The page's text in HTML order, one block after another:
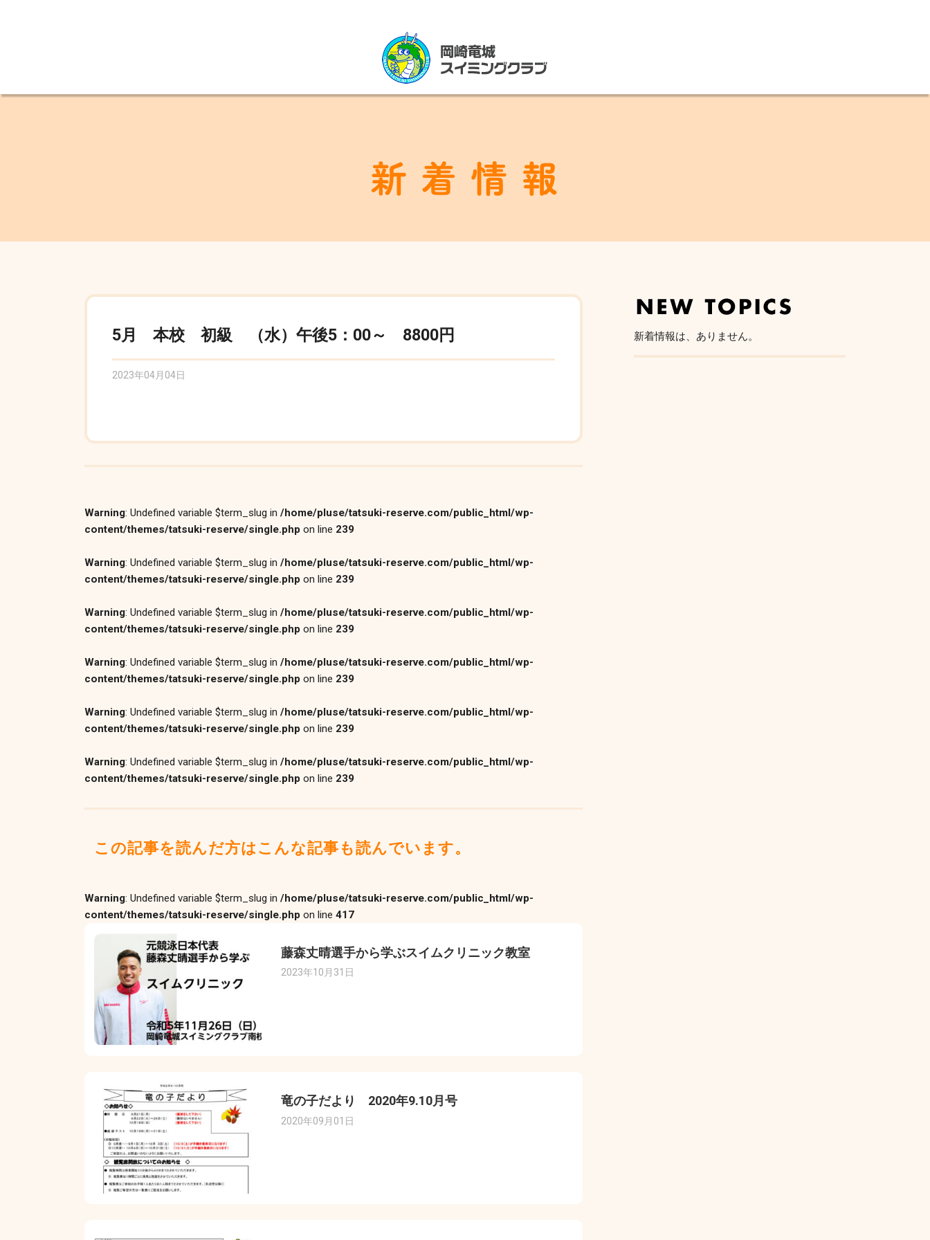
5月 本校 初級 （水）午後5：00～ 8800円
2023年04月04日
Warning: Undefined variable $term_slug in /home/pluse/tatsuki-reserve.com/public_html/wp-
content/themes/tatsuki-reserve/single.php on line 239
Warning: Undefined variable $term_slug in /home/pluse/tatsuki-reserve.com/public_html/wp-
content/themes/tatsuki-reserve/single.php on line 239
Warning: Undefined variable $term_slug in /home/pluse/tatsuki-reserve.com/public_html/wp-
content/themes/tatsuki-reserve/single.php on line 239
Warning: Undefined variable $term_slug in /home/pluse/tatsuki-reserve.com/public_html/wp-
content/themes/tatsuki-reserve/single.php on line 239
Warning: Undefined variable $term_slug in /home/pluse/tatsuki-reserve.com/public_html/wp-
content/themes/tatsuki-reserve/single.php on line 239
Warning: Undefined variable $term_slug in /home/pluse/tatsuki-reserve.com/public_html/wp-
content/themes/tatsuki-reserve/single.php on line 239
この記事を読んだ方はこんな記事も読んでいます。
Warning: Undefined variable $term_slug in /home/pluse/tatsuki-reserve.com/public_html/wp-
content/themes/tatsuki-reserve/single.php on line 417
藤森丈晴選手から学ぶスイムクリニック教室
2023年10月31日
竜の子だより 2020年9.10月号
2020年09月01日
新着情報は、ありません。